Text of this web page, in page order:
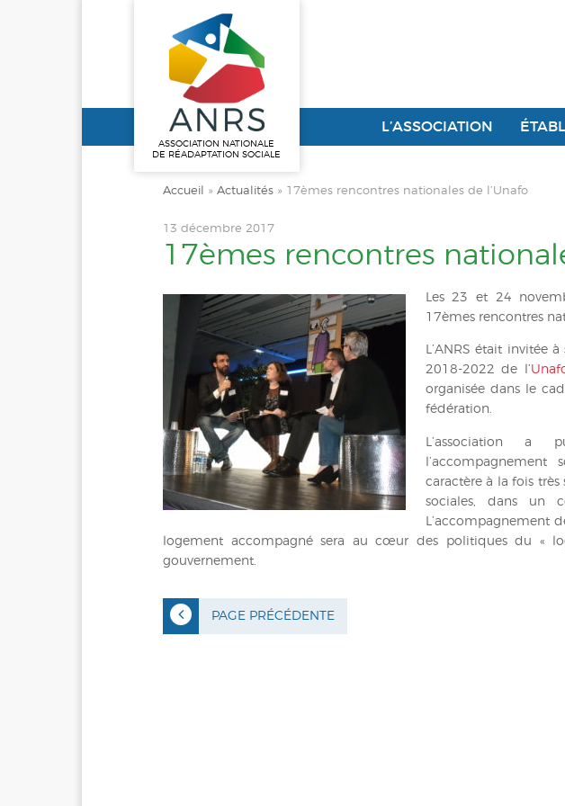
ASSOCIATION NATIONALE
DE RÉADAPTATION SOCIALE
L’ASSOCIATION
Accueil » Actualités » 17èmes rencontres nationales de l’Unafo
13 décembre 2017
17èmes rencontres
Les 23 et 24
17èmes rencontres
L’ANRS était invitée
2018-2022 de l’
organisée dans le
fédération.
L’association a
caractère à la fois
sociales, dans un
L’accompagnement
logement accompagné sera au cœur des politiques du «
gouvernement.
PAGE PRÉCÉDENTE